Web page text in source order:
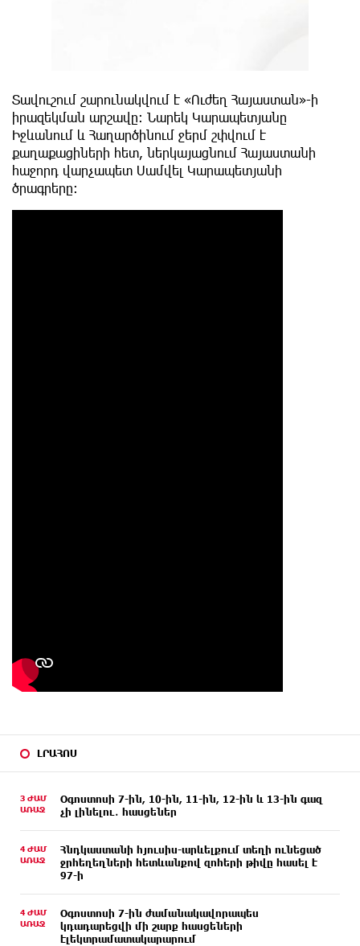
ԼՐԱՀՈՍ
3 ԺԱՄ
ԱՌԱՋ
Օգոստոսի 7-ին, 10-ին, 11-ին, 12-ին և 13-ին գազ
չի լինելու․ հասցեներ
4 ԺԱՄ
ԱՌԱՋ
Հնդկաստանի հյուսիս-արևելքում տեղի ունեցած
ջրհեղեղների հետևանքով զոհերի թիվը հասել է
97-ի
4 ԺԱՄ
ԱՌԱՋ
Օգոստոսի 7-ին ժամանակավորապես
կդադարեցվի մի շարք հասցեների
էլեկտրամատակարարում
Տավուշում շարունակվում է «Ուժեղ Հայաստան»-ի
իրազեկման արշավը։ Նարեկ Կարապետյանը
Իջևանում և Հաղարծինում ջերմ շփվում է
քաղաքացիների հետ, ներկայացնում Հայաստանի
հաջորդ վարչապետ Սամվել Կարապետյանի
ծրագրերը։